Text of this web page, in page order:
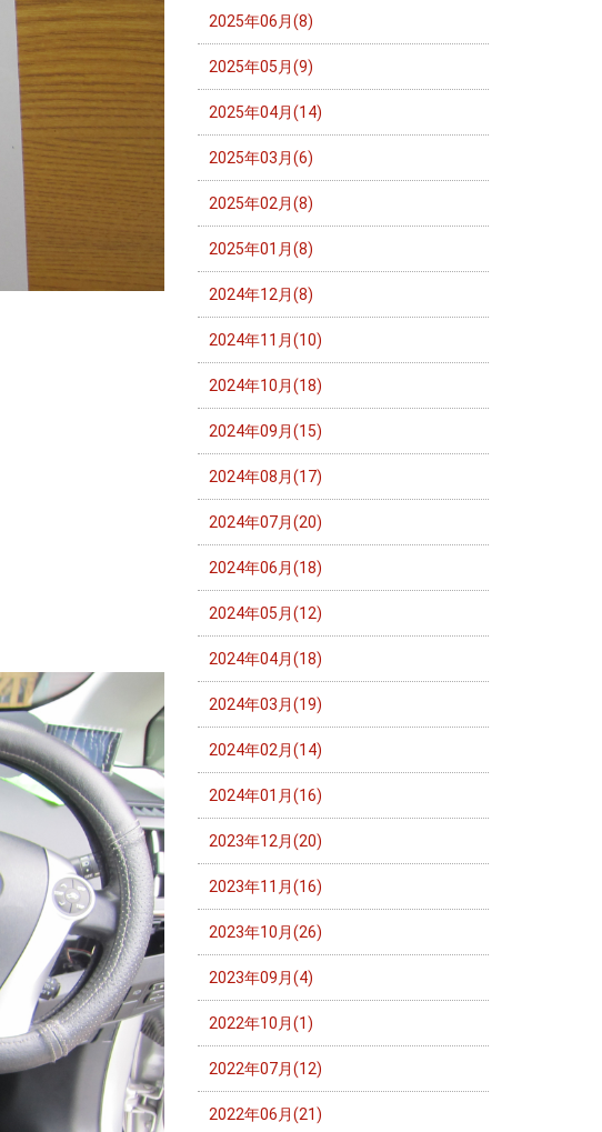
2025年06月(8)
2025年05月(9)
2025年04月(14)
2025年03月(6)
2025年02月(8)
2025年01月(8)
2024年12月(8)
2024年11月(10)
2024年10月(18)
2024年09月(15)
2024年08月(17)
2024年07月(20)
2024年06月(18)
2024年05月(12)
2024年04月(18)
2024年03月(19)
2024年02月(14)
2024年01月(16)
2023年12月(20)
2023年11月(16)
2023年10月(26)
2023年09月(4)
2022年10月(1)
2022年07月(12)
2022年06月(21)